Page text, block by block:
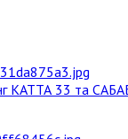
33 та